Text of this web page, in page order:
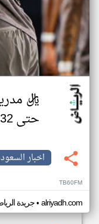
ريال
حتى 2032
اخبار
TB60FM
جريدة• alriyadh.com